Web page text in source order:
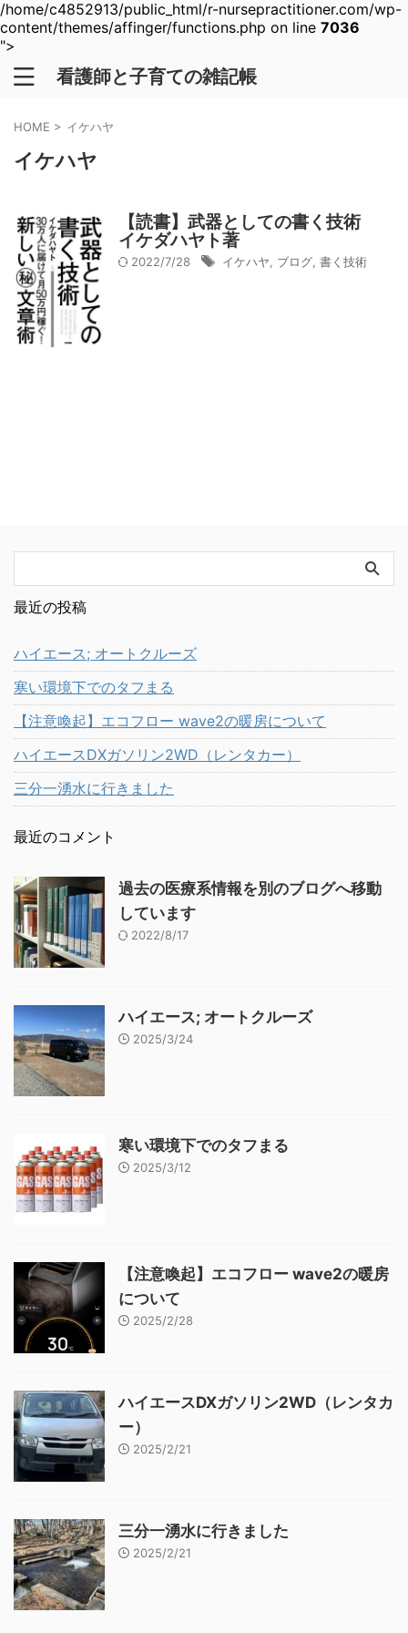
/home/c4852913/public_html/r-nursepractitioner.com/wp-
content/themes/affinger/functions.php on line 7036
">
看護師と子育ての雑記帳
HOME > イケハヤ
イケハヤ
【読書】武器としての書く技術
イケダハヤト著
2022/7/28 イケハヤ ブログ 書く技術
最近の投稿
ハイエース; オートクルーズ
寒い環境下でのタフまる
【注意喚起】エコフロー wave2の暖房について
ハイエースDXガソリン2WD（レンタカー）
三分一湧水に行きました
最近のコメント
過去の医療系情報を別のブログへ移動
しています
2022/8/17
ハイエース; オートクルーズ
2025/3/24
寒い環境下でのタフまる
2025/3/12
【注意喚起】エコフロー wave2の暖房
について
2025/2/28
ハイエースDXガソリン2WD（レンタカ
ー）
2025/2/21
三分一湧水に行きました
2025/2/21